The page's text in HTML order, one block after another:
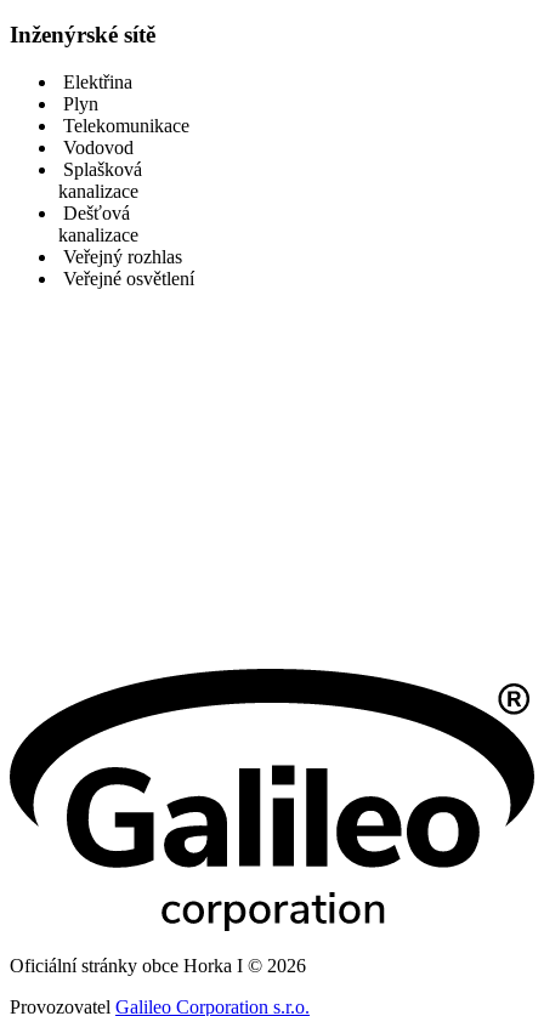
Inženýrské sítě
Elektřina
Plyn
Telekomunikace
Vodovod
Splašková
kanalizace
Dešťová
kanalizace
Veřejný rozhlas
Veřejné osvětlení
Oficiální stránky obce Horka I © 2026
Provozovatel Galileo Corporation s.r.o.